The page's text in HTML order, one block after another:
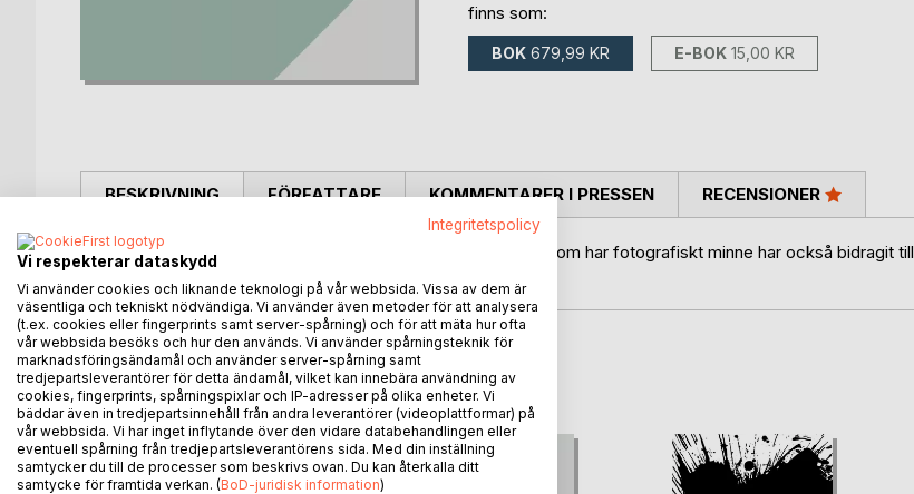
finns som:
BOK 679,99 KR E-BOK 15,00 KR
BESKRIVNING
En blandning av kåserier och dikter. Författarens kamera som har fotografiskt minne har också bidragit till
berättelserna med kompletterande bilder.
FÖRFATTARE KOMMENTARER I PRESSEN RECENSIONER
ANDRA TITLAR HOSBoD
Integritetspolicy
Vi respekterar dataskydd
Vi använder cookies och liknande teknologi på vår webbsida. Vissa av dem är
väsentliga och tekniskt nödvändiga. Vi använder även metoder för att analysera
(t.ex. cookies eller fingerprints samt server-spårning) och för att mäta hur ofta
vår webbsida besöks och hur den används. Vi använder spårningsteknik för
marknadsföringsändamål och använder server-spårning samt
tredjepartsleverantörer för detta ändamål, vilket kan innebära användning av
cookies, fingerprints, spårningspixlar och IP-adresser på olika enheter. Vi
bäddar även in tredjepartsinnehåll från andra leverantörer (videoplattformar) på
vår webbsida. Vi har inget inflytande över den vidare databehandlingen eller
eventuell spårning från tredjepartsleverantörens sida. Med din inställning
samtycker du till de processer som beskrivs ovan. Du kan återkalla ditt
samtycke för framtida verkan. (BoD-juridisk information)